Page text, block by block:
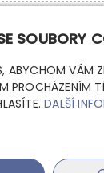
SOUBORY
ABYCHOM VÁM
PROCHÁZENÍM
DALŠÍ